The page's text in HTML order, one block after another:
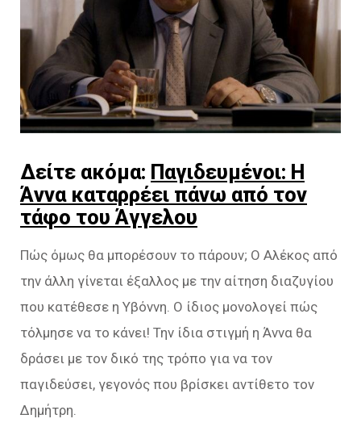
Δείτε ακόμα: Παγιδευμένοι: Η
Άννα καταρρέει πάνω από τον
τάφο του Άγγελου
Πώς όμως θα μπορέσουν το πάρουν; Ο Αλέκος από
την άλλη γίνεται έξαλλος με την αίτηση διαζυγίου
που κατέθεσε η Υβόννη. Ο ίδιος μονολογεί πώς
τόλμησε να το κάνει! Την ίδια στιγμή η Άννα θα
δράσει με τον δικό της τρόπο για να τον
παγιδεύσει, γεγονός που βρίσκει αντίθετο τον
Δημήτρη.